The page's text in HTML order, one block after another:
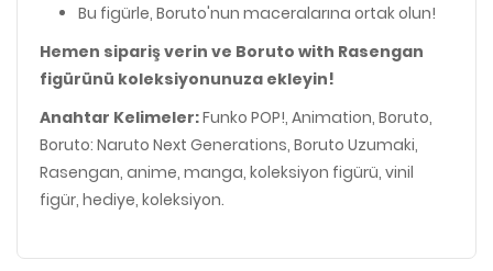
Bu figürle, Boruto'nun maceralarına ortak olun!
Hemen sipariş verin ve Boruto with Rasengan
figürünü koleksiyonunuza ekleyin!
Anahtar Kelimeler:Funko POP!, Animation, Boruto,
Boruto: Naruto Next Generations, Boruto Uzumaki,
Rasengan, anime, manga, koleksiyon figürü, vinil
figür, hediye, koleksiyon.